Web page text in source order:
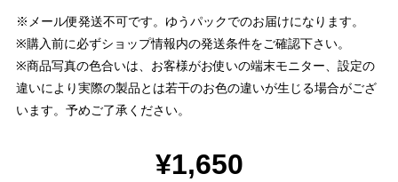
※メール便発送不可です。ゆうパックでのお届けになります。
※購入前に必ずショップ情報内の発送条件をご確認下さい。
※商品写真の色合いは、お客様がお使いの端末モニター、設定の
違いにより実際の製品とは若干のお色の違いが生じる場合がござ
います。予めご了承ください。
¥1,650